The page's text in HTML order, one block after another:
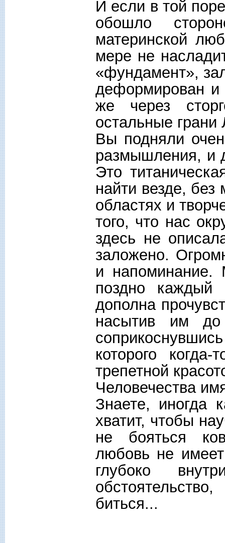
И если в той
обошло
материнской
мере не
«фундамент»,
деформирован и
же через
остальные
Вы подняли
размышления, и
Это
найти везде,
областях и
того, что нас
здесь не
заложено.
и напоминание.
поздно каждый
дополна
насытив им
которого
трепетной
Человечества
Знаете, иногда
хватит, чтобы
не бояться
любовь не
глубоко
биться...